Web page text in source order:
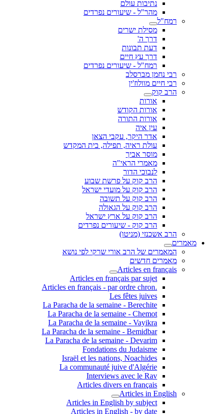
נתיבות עולם
מהר"ל - שיעורים נפרדים
רמח"ל
מסילת ישרים
דרך ה'
דעת תבונות
דרך עץ חיים
רמח"ל - שיעורים נפרדים
רבי נחמן מברסלב
רבי חיים מוולוז'ין
הרב קוק
אורות
אורות הקודש
אורות התורה
עין איה
אדר היקר, עקבי הצאן
עולת ראיה, תפילה, בית המקדש
מוסר אביך
מאמרי הראי"ה
לנבוכי הדור
הרב קוק על פרשת שבוע
הרב קוק על מועדי ישראל
הרב קוק על תשובה
הרב קוק על הגאולה
הרב קוק על ארץ ישראל
הרב קוק - שיעורים נפרדים
הרב אשכנזי (מניטו)
מאמרים
המאמרים של הרב אורי שרקי לפי נושא
מאמרים חדשים
Articles en français
Articles en français par sujet
.Articles en français - par ordre chron
Les fêtes juives
La Paracha de la semaine - Berechite
La Paracha de la semaine - Chemot
La Paracha de la semaine - Vayikra
La Paracha de la semaine - Bemidbar
La Paracha de la semaine - Devarim
Fondations du Judaisme
Israël et les nations, Noachides
La communauté juive d'Algérie
Interviews avec le Rav
Articles divers en français
Articles in English
Articles in English by subject
Articles in English - by date